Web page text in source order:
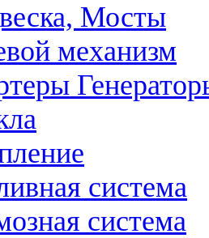
Мосты
механизм
система
система